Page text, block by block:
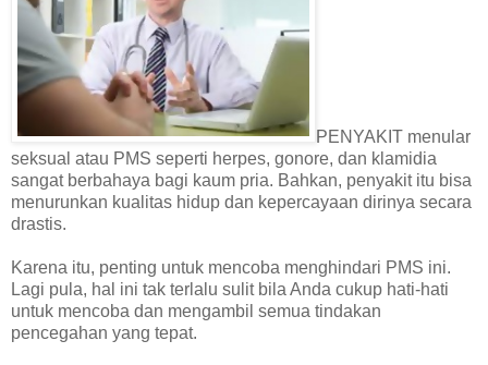
PENYAKIT menular
seksual atau PMS seperti herpes, gonore, dan klamidia
sangat berbahaya bagi kaum pria. Bahkan, penyakit itu bisa
menurunkan kualitas hidup dan kepercayaan dirinya secara
drastis.
Karena itu, penting untuk mencoba menghindari PMS ini.
Lagi pula, hal ini tak terlalu sulit bila Anda cukup hati-hati
untuk mencoba dan mengambil semua tindakan
pencegahan yang tepat.